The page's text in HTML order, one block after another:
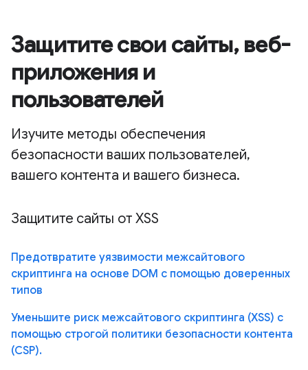
Защитите свои сайты, веб-
приложения и
пользователей
Изучите методы обеспечения
безопасности ваших пользователей,
вашего контента и вашего бизнеса.
Защитите сайты от XSS
Предотвратите уязвимости межсайтового
скриптинга на основе DOM с помощью доверенных
типов
Уменьшите риск межсайтового скриптинга (XSS) с
помощью строгой политики безопасности контента
(CSP).